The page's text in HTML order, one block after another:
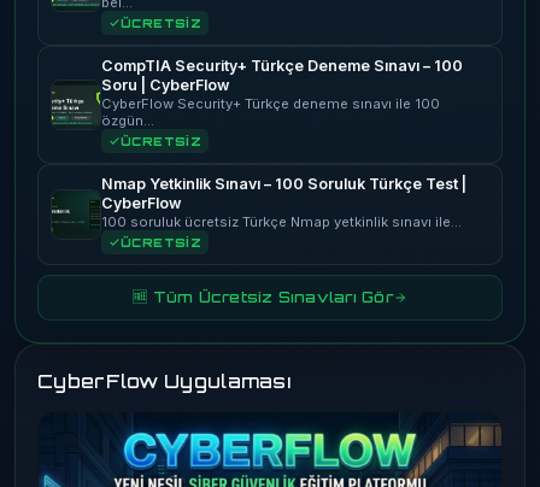
ÜCRETSİZ
CompTIA Security+ Türkçe Deneme Sınavı – 100
Soru | CyberFlow
CyberFlow Security+ Türkçe deneme sınavı ile 100
özgün…
ÜCRETSİZ
Nmap Yetkinlik Sınavı – 100 Soruluk Türkçe Test |
CyberFlow
100 soruluk ücretsiz Türkçe Nmap yetkinlik sınavı ile…
ÜCRETSİZ
🆓 Tüm Ücretsiz Sınavları Gör
CyberFlow Uygulaması